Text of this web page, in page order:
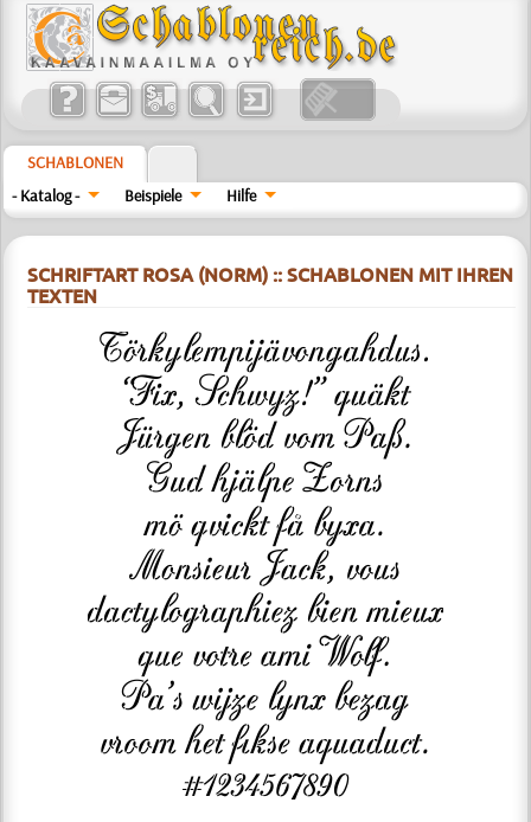
SCHABLONEN
- Katalog -
Beispiele Hilfe
SCHRIFTART ROSA (NORM) :: SCHABLONEN MIT IHREN
TEXTEN